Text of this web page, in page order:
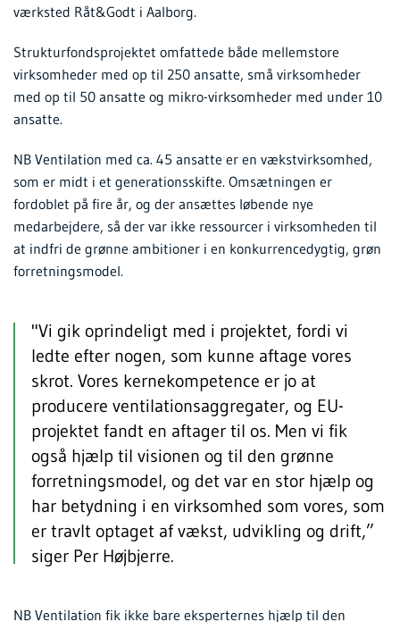
værksted Råt&Godt i Aalborg.
Strukturfondsprojektet omfattede både mellemstore
virksomheder med op til 250 ansatte, små virksomheder
med op til 50 ansatte og mikro-virksomheder med under 10
ansatte.
NB Ventilation med ca. 45 ansatte er en vækstvirksomhed,
som er midt i et generationsskifte. Omsætningen er
fordoblet på fire år, og der ansættes løbende nye
medarbejdere, så der var ikke ressourcer i virksomheden til
at indfri de grønne ambitioner i en konkurrencedygtig, grøn
forretningsmodel.
"Vi gik oprindeligt med i projektet, fordi vi
ledte efter nogen, som kunne aftage vores
skrot. Vores kernekompetence er jo at
producere ventilationsaggregater, og EU-
projektet fandt en aftager til os. Men vi fik
også hjælp til visionen og til den grønne
forretningsmodel, og det var en stor hjælp og
har betydning i en virksomhed som vores, som
er travlt optaget af vækst, udvikling og drift,”
siger Per Højbjerre.
NB Ventilation fik ikke bare eksperternes hjælp til den